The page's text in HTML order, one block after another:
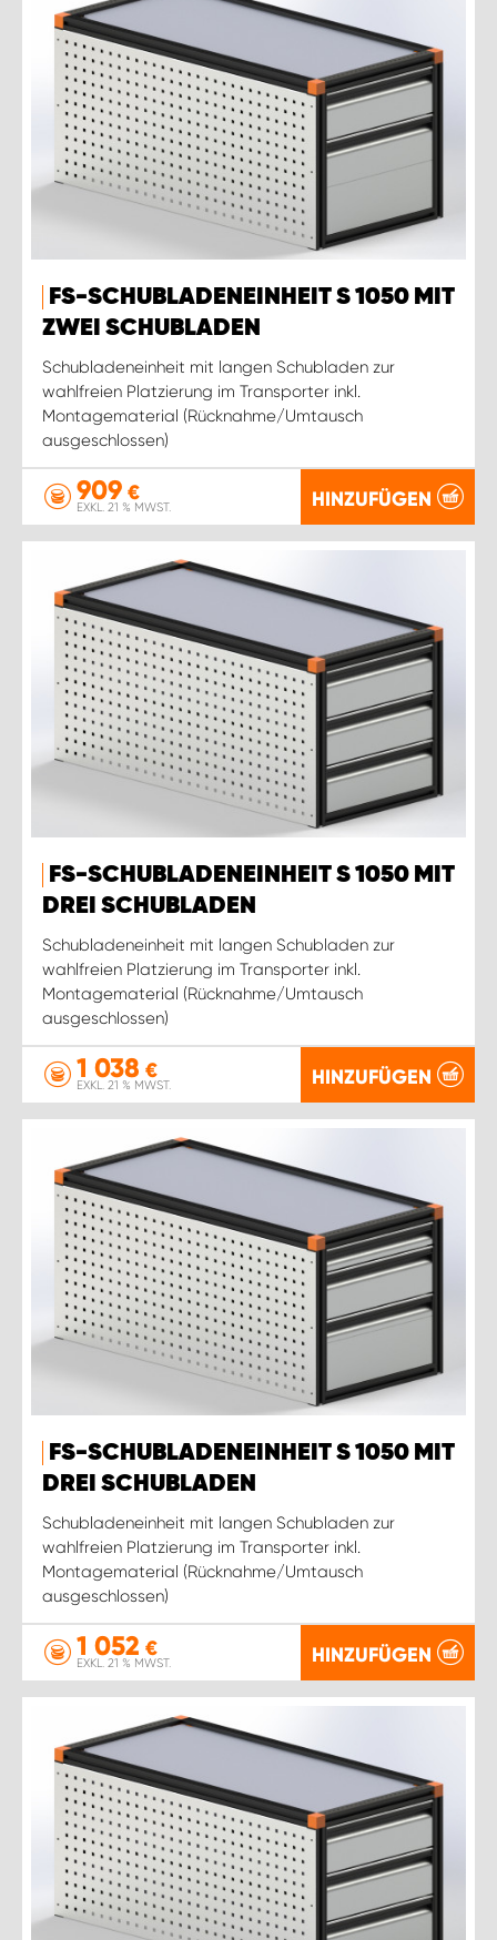
FS-SCHUBLADENEINHEIT S 1050 MIT
ZWEI SCHUBLADEN
Schubladeneinheit mit langen Schubladen zur
wahlfreien Platzierung im Transporter inkl.
Montagematerial (Rücknahme/Umtausch
ausgeschlossen)
909 €
EXKL. 21 % MWST. HINZUFÜGEN
FS-SCHUBLADENEINHEIT S 1050 MIT
DREI SCHUBLADEN
Schubladeneinheit mit langen Schubladen zur
wahlfreien Platzierung im Transporter inkl.
Montagematerial (Rücknahme/Umtausch
ausgeschlossen)
1 038 €
EXKL. 21 % MWST. HINZUFÜGEN
FS-SCHUBLADENEINHEIT S 1050 MIT
DREI SCHUBLADEN
Schubladeneinheit mit langen Schubladen zur
wahlfreien Platzierung im Transporter inkl.
Montagematerial (Rücknahme/Umtausch
ausgeschlossen)
1 052 €
EXKL. 21 % MWST. HINZUFÜGEN